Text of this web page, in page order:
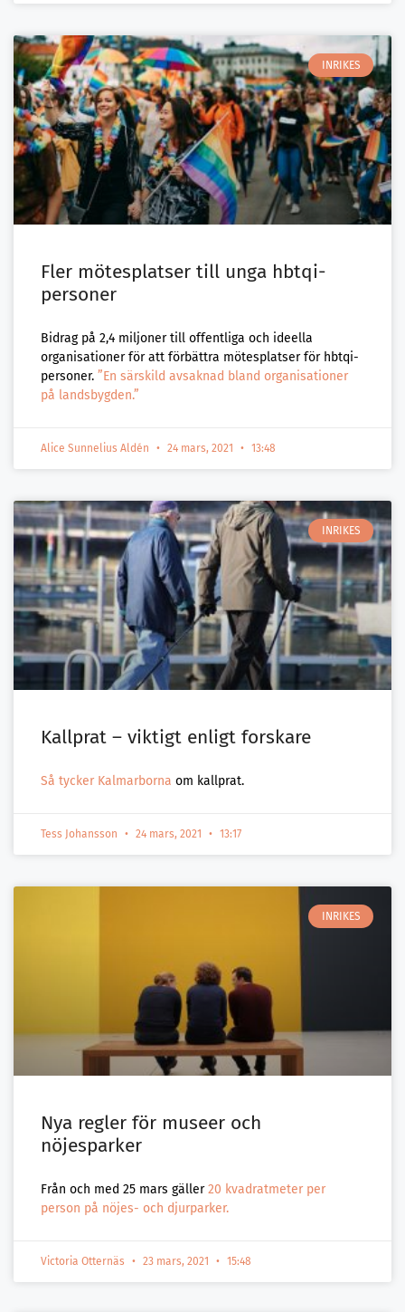
INRIKES
Fler mötesplatser till unga hbtqi-
personer
Bidrag på 2,4 miljoner till offentliga och ideella
organisationer för att förbättra mötesplatser för hbtqi-
personer. ”En särskild avsaknad bland organisationer
på landsbygden.”
Alice Sunnelius Aldén 24 mars, 2021 13:48
INRIKES
Kallprat – viktigt enligt forskare
Så tycker Kalmarborna om kallprat.
Tess Johansson 24 mars, 2021 13:17
INRIKES
Nya regler för museer och
nöjesparker
Från och med 25 mars gäller20 kvadratmeter per
person på nöjes- och djurparker.
Victoria Otternäs 23 mars, 2021 15:48